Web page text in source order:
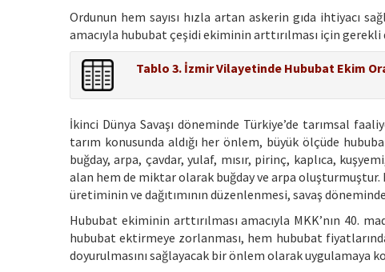
Ordunun hem sayısı hızla artan askerin gıda ihtiyacı
amacıyla hububat çeşidi ekiminin arttırılması için
Tablo 3. İzmir Vilayetinde Hububat Ekim
İkinci Dünya Savaşı döneminde Türkiye’de tarımsal
tarım konusunda aldığı her önlem, büyük ölçüde
buğday, arpa, çavdar, yulaf, mısır, pirinç, kaplıca,
alan hem de miktar olarak buğday ve arpa
üretiminin ve dağıtımının düzenlenmesi, savaş
Hububat ekiminin arttırılması amacıyla MKK’nın 40.
hububat ektirmeye zorlanması, hem hububat
doyurulmasını sağlayacak bir önlem olarak uygulamaya